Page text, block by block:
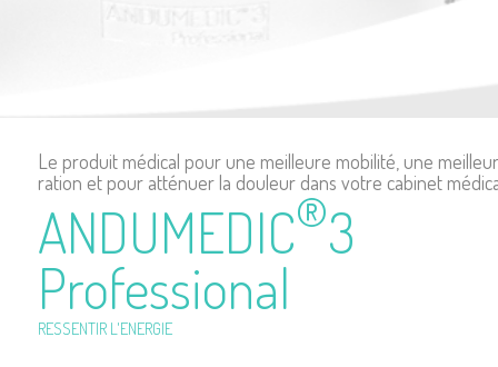
Le pro­duit médi­cal pour une meilleure mobi­lité, une
ra­tion et pour atté­nuer la dou­leur dans votre cabi­net
ANDUMEDIC®3
Pro­fes­sio­nal
RES­SEN­TIR L'ENER­GIE